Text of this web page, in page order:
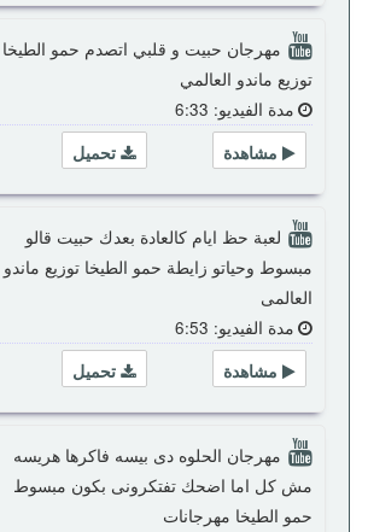
مهرجان حبيت و قلبي اتصدم حمو الطيخا
توزيع ماندو العالمي
مدة الفيديو: 6:33
تحميل
مشاهدة
لعبة حظ ايام كالعادة بعدك حبيت قالو
مبسوط وحياتو زايطة حمو الطيخا توزيع ماندو
العالمى
مدة الفيديو: 6:53
تحميل
مشاهدة
مهرجان الحلوه دى بيسه فاكرها هريسه
مش كل اما اضحك تفتكرونى بكون مبسوط
حمو الطيخا مهرجانات